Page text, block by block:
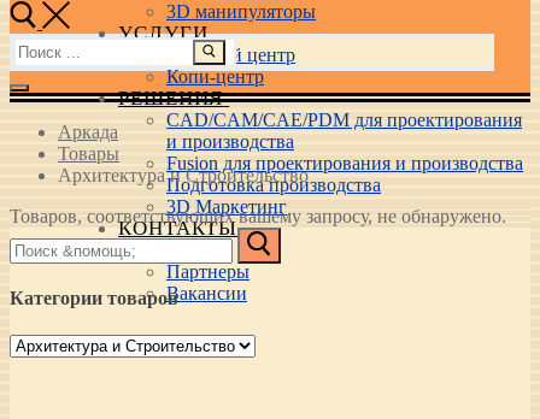
3D манипуляторы
УСЛУГИ
Учебный центр
Копи-центр
РЕШЕНИЯ
CAD/CAM/CAE/PDM для проектирования
и производства
Fusion для проектирования и производства
Подготовка производства
3D Маркетинг
КОНТАКТЫ
Партнеры
Вакансии
Найти:
Аркада
Товары
Архитектура и Строительство
Товаров, соответствующих вашему запросу, не обнаружено.
Найти:
Категории товаров